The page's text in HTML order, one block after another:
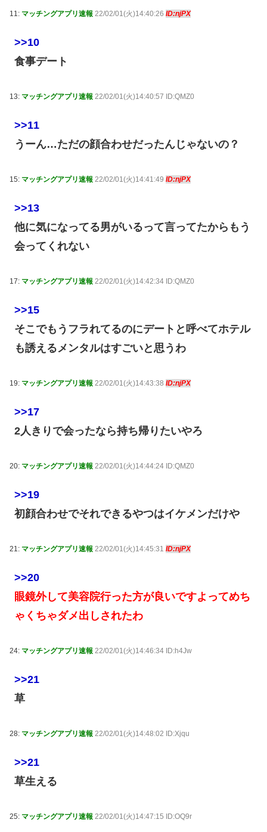
11: マッチングアプリ速報 22/02/01(火)14:40:26 ID:njPX
>>10
食事デート
13: マッチングアプリ速報 22/02/01(火)14:40:57 ID:QMZ0
>>11
うーん…ただの顔合わせだったんじゃないの？
15: マッチングアプリ速報 22/02/01(火)14:41:49 ID:njPX
>>13
他に気になってる男がいるって言ってたからもう
会ってくれない
17: マッチングアプリ速報 22/02/01(火)14:42:34 ID:QMZ0
>>15
そこでもうフラれてるのにデートと呼べてホテル
も誘えるメンタルはすごいと思うわ
19: マッチングアプリ速報 22/02/01(火)14:43:38 ID:njPX
>>17
2人きりで会ったなら持ち帰りたいやろ
20: マッチングアプリ速報 22/02/01(火)14:44:24 ID:QMZ0
>>19
初顔合わせでそれできるやつはイケメンだけや
21: マッチングアプリ速報 22/02/01(火)14:45:31 ID:njPX
>>20
眼鏡外して美容院行った方が良いですよってめち
ゃくちゃダメ出しされたわ
24: マッチングアプリ速報 22/02/01(火)14:46:34 ID:h4Jw
>>21
草
28: マッチングアプリ速報 22/02/01(火)14:48:02 ID:Xjqu
>>21
草生える
25: マッチングアプリ速報 22/02/01(火)14:47:15 ID:OQ9r